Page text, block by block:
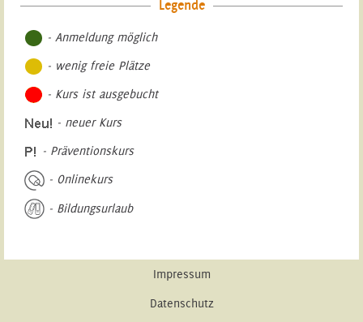
Legende
- Anmeldung möglich
- wenig freie Plätze
- Kurs ist ausgebucht
- neuer Kurs
- Präventionskurs
- Onlinekurs
- Bildungsurlaub
Impressum
Datenschutz